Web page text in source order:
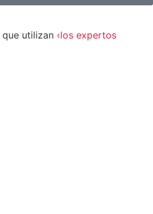
que utilizan ‹los expertos